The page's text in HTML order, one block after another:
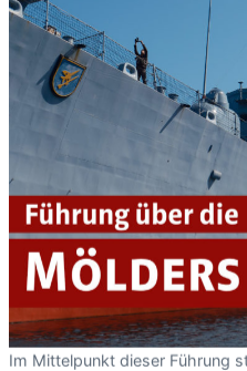
Im Mittelpunkt dieser Führung